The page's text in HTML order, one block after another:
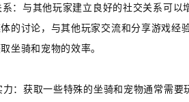
：与其他玩家建立良好的社交关系可
的讨论，与其他玩家交流和分享游戏经
坐骑和宠物的效率。
：获取一些特殊的坐骑和宠物通常需